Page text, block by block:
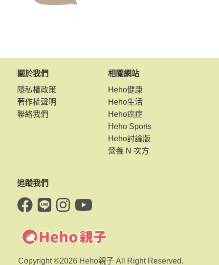
Copyright ©2026 Heho親子 All Right Reserved.
關於我們
隱私權政策
著作權聲明
聯絡我們
相關網站
Heho健康
Heho生活
Heho癌症
Heho Sports
Heho討論版
營養 N 次方
追蹤我們